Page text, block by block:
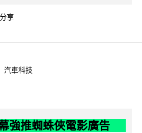
分享
汽車科技
強推蜘蛛俠電影廣告